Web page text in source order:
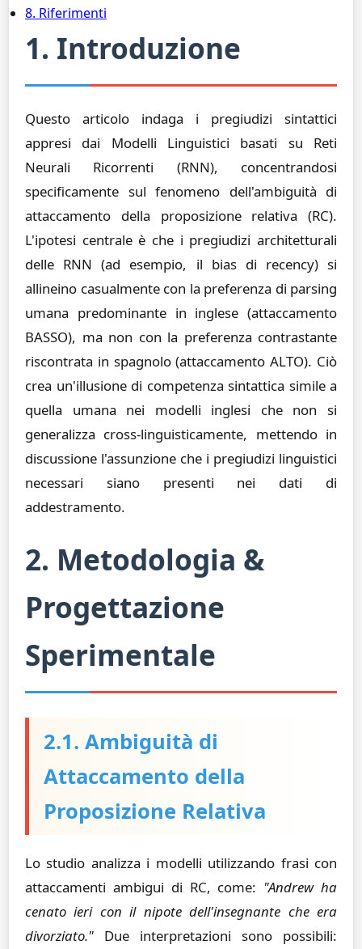
8. Riferimenti
1. Introduzione
Questo articolo indaga i pregiudizi sintattici
appresi dai Modelli Linguistici basati su Reti
Neurali Ricorrenti (RNN), concentrandosi
specificamente sul fenomeno dell'ambiguità di
attaccamento della proposizione relativa (RC).
L'ipotesi centrale è che i pregiudizi architetturali
delle RNN (ad esempio, il bias di recency) si
allineino casualmente con la preferenza di parsing
umana predominante in inglese (attaccamento
BASSO), ma non con la preferenza contrastante
riscontrata in spagnolo (attaccamento ALTO). Ciò
crea un'illusione di competenza sintattica simile a
quella umana nei modelli inglesi che non si
generalizza cross-linguisticamente, mettendo in
discussione l'assunzione che i pregiudizi linguistici
necessari siano presenti nei dati di
addestramento.
2. Metodologia &
Progettazione
Sperimentale
2.1. Ambiguità di
Attaccamento della
Proposizione Relativa
Lo studio analizza i modelli utilizzando frasi con
attaccamenti ambigui di RC, come: "Andrew ha
cenato ieri con il nipote dell'insegnante che era
divorziato." Due interpretazioni sono possibili: